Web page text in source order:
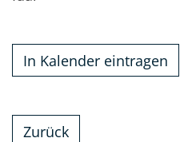
In Kalender eintragen
Zurück